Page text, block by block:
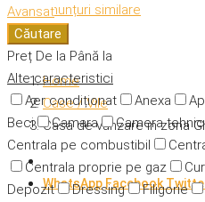
Avansat
Căutare
Preț De la Până la
Alte caracteristici
Aer condiționat
Anexa
Beci
Camara Camera
Centrala pe combustibil
Centrala proprie pe gaz
Depozit
Dressing Filigorie
Anunțuri similare
Home
Case / Vile
Casa de vanzare in zona
WhatsApp Facebook